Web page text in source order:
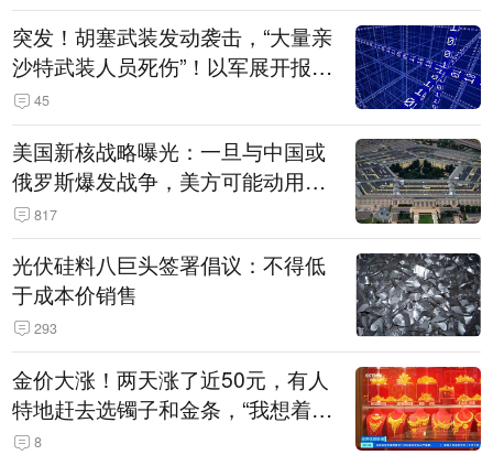
突发！胡塞武装发动袭击，“大量亲
沙特武装人员死伤”！以军展开报复
性空袭
45
美国新核战略曝光：一旦与中国或
俄罗斯爆发战争，美方可能动用战
术核武器
817
光伏硅料八巨头签署倡议：不得低
于成本价销售
293
金价大涨！两天涨了近50元，有人
特地赶去选镯子和金条，“我想着买
起来可以保值，小批量进一些货”
8